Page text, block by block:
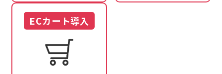
ECカート導入